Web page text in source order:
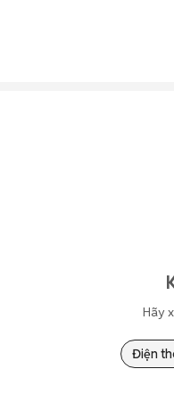
Hãy
Điện